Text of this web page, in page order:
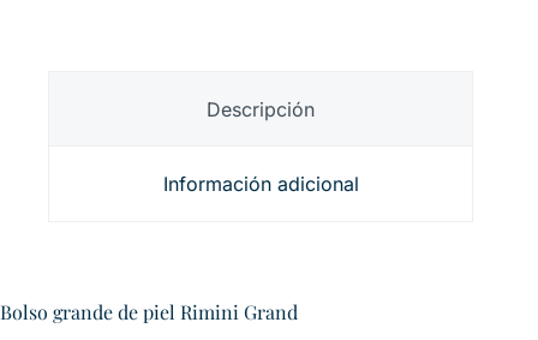
Descripción
Información adicional
Bolso grande de piel Rimini Grand